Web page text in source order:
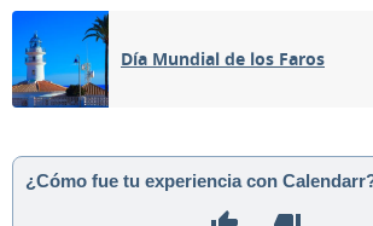
Día Mundial de los Faros
¿Cómo fue tu experiencia con